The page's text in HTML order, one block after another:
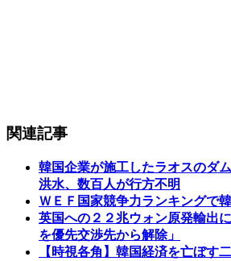
関連記事
韓国企業が施工したラオスのダ
洪水、数百人が行方不明
ＷＥＦ国家競争力ランキングで
英国への２２兆ウォン原発輸出
を優先交渉先から解除」
【時視各角】韓国経済を亡ぼす